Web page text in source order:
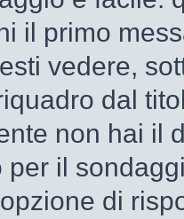
il primo
vedere,
dal
non hai il
per il
di